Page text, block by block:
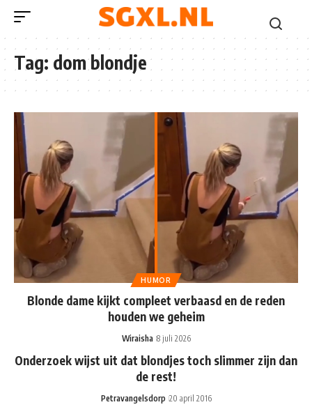
Tag: dom blondje
HUMOR
Blonde dame kijkt compleet verbaasd en de reden
houden we geheim
Wiraisha 8 juli 2026
Onderzoek wijst uit dat blondjes toch slimmer zijn dan
de rest!
Petravangelsdorp 20 april 2016